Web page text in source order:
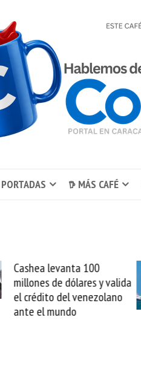
𖠚 MÁS CAFÉ
El buque Wave Sentinel
arranca la reparación del
cable de Cirion